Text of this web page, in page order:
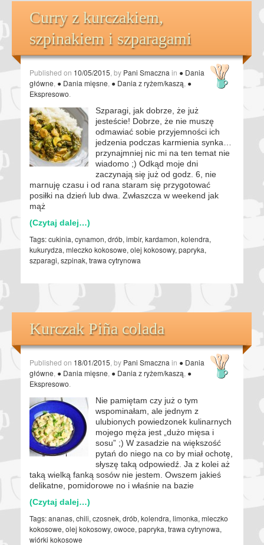
Curry z kurczakiem,
szpinakiem i szparagami
Published on 10/05/2015 , by Pani Smaczna in ● Dania
główne ● Dania mięsne ● Dania z ryżem/kaszą ●
Ekspresowo
Szparagi, jak dobrze, że już
jesteście! Dobrze, że nie muszę
odmawiać sobie przyjemności ich
jedzenia podczas karmienia synka…
przynajmniej nic mi na ten temat nie
wiadomo ;) Odkąd moje dni
zaczynają się już od godz. 6, nie
marnuję czasu i od rana staram się przygotować
posiłki na dzień lub dwa. Zwłaszcza w weekend jak
mąż
(Czytaj dalej…)
Tags:cukinia, cynamon, drób, imbir, kardamon, kolendra,
kukurydza, mleczko kokosowe, olej kokosowy, papryka,
szparagi, szpinak, trawa cytrynowa
Kurczak Piña colada
Published on 18/01/2015 , by Pani Smaczna in ● Dania
główne ● Dania mięsne ● Dania z ryżem/kaszą ●
Ekspresowo
Nie pamiętam czy już o tym
wspominałam, ale jednym z
ulubionych powiedzonek kulinarnych
mojego męża jest „dużo mięsa i
sosu” ;) W zasadzie na większość
pytań do niego na co by miał ochotę,
słyszę taką odpowiedź. Ja z kolei aż
taką wielką fanką sosów nie jestem. Owszem jakieś
delikatne, pomidorowe no i właśnie na bazie
(Czytaj dalej…)
Tags:ananas, chili, czosnek, drób, kolendra, limonka, mleczko
kokosowe, olej kokosowy, owoce, papryka, trawa cytrynowa,
wiórki kokosowe